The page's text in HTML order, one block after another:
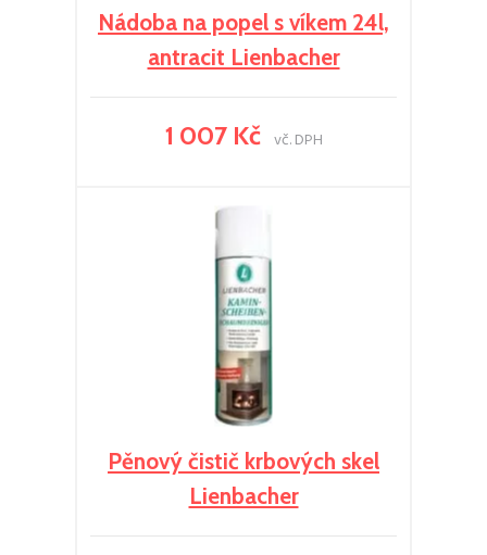
Nádoba na popel s víkem 24l,
antracit Lienbacher
1 007 Kč vč. DPH
Pěnový čistič krbových skel
Lienbacher